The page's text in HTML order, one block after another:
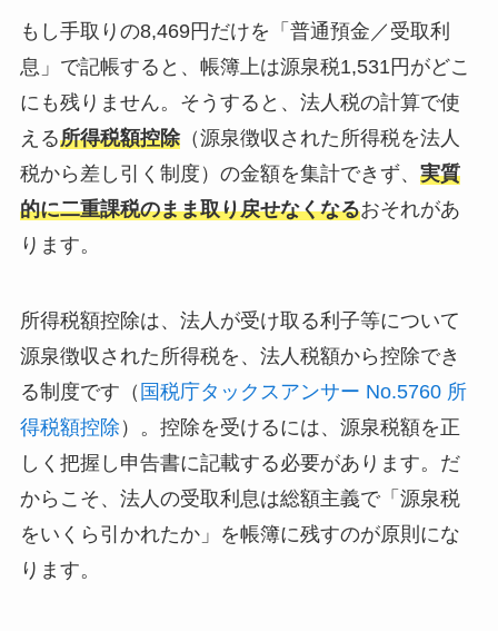
もし手取りの8,469円だけを「普通預金／受取利
息」で記帳すると、帳簿上は源泉税1,531円がどこ
にも残りません。そうすると、法人税の計算で使
える所得税額控除（源泉徴収された所得税を法人
税から差し引く制度）の金額を集計できず、 実質
的に二重課税のまま取り戻せなくなるおそれがあ
ります。
所得税額控除は、法人が受け取る利子等について
源泉徴収された所得税を、法人税額から控除でき
る制度です（ 国税庁タックスアンサー No.5760 所
得税額控除 ）。控除を受けるには、源泉税額を正
しく把握し申告書に記載する必要があります。だ
からこそ、法人の受取利息は総額主義で「源泉税
をいくら引かれたか」を帳簿に残すのが原則にな
ります。